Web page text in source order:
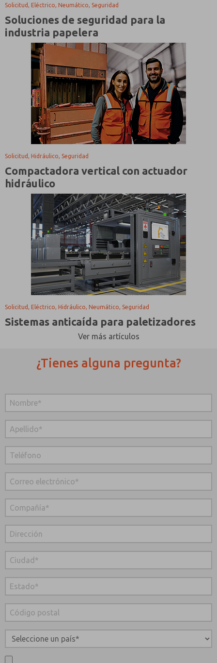
Solicitud, Eléctrico, Neumático, Seguridad
Soluciones de seguridad para la
industria papelera
Solicitud, Hidráulico, Seguridad
Compactadora vertical con actuador
hidráulico
Solicitud, Eléctrico, Hidráulico, Neumático, Seguridad
Sistemas anticaída para paletizadores
Ver más artículos
¿Tienes alguna pregunta?